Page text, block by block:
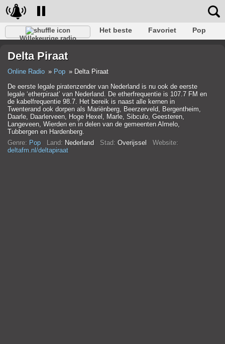
Willekeurige radio
Het beste Favoriet
Pop
Rap
Trans
Delta Piraat
Online Radio Pop
Delta Piraat
De eerste legale piratenzender van Nederland is nu ook de eerste
legale ‘etherpiraat’ van Nederland. De etherfrequentie is 107.7 FM en
de kabelfrequentie 98.7. Het bereik is naast alle kernen in
Twenterand ook dorpen als Mariënberg, Beerzerveld, Bergentheim,
Daarle, Daarlerveen, Hoge Hexel, Marle, Sibculo, Geesteren,
Langeveen, Wierden en in delen van de gemeenten Almelo,
Tubbergen en Hardenberg.
Genre: Pop Land: Nederland Stad: Overijssel Website:
deltafm.nl/deltapiraat